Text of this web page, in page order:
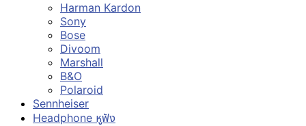
Harman Kardon
Sony
Bose
Divoom
Marshall
B&O
Polaroid
Sennheiser
Headphone หูฟัง